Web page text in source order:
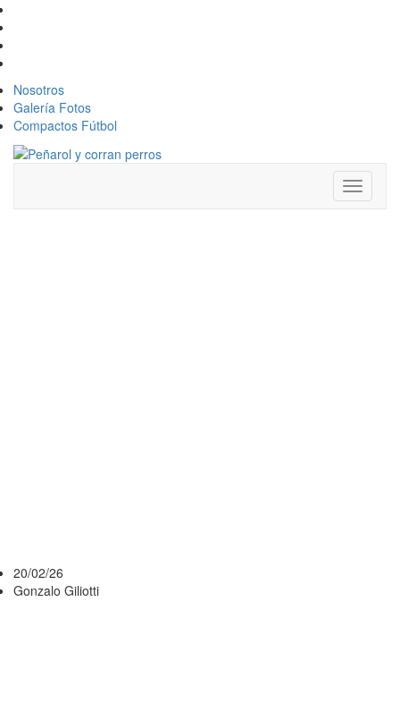
Nosotros
Galería Fotos
Compactos Fútbol
Toggle
20/02/26
Gonzalo Giliotti